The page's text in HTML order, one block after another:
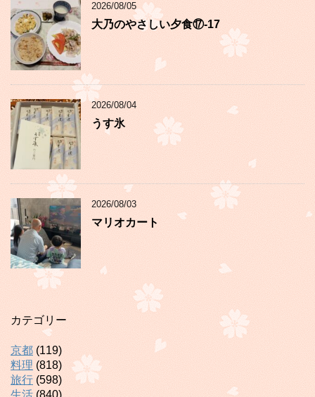
2026/08/05
大乃のやさしい夕食⑰-17
2026/08/04
うす氷
2026/08/03
マリオカート
カテゴリー
京都 (119)
料理 (818)
旅行 (598)